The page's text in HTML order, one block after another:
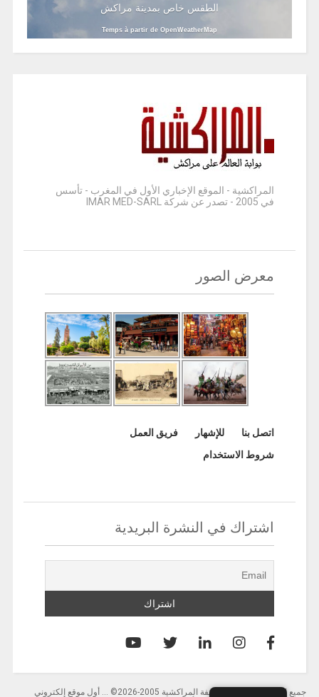
الطقس خاص بمدينة مراكش
Temps à partir de OpenWeatherMap
المراكشية - الموقع الإخباري الأول في المغرب - تأسس
في 2005 - تصدر عن شركة IMAR MED-SARL
معرض الصور
اتصل بنا للإشهار
فريق العمل
شروط الاستخدام
اشتراك في النشرة البريدية
جميع الحقوق محفوظة لصحيفة المراكشية 2005-2026© … أول موقع إلكتروني